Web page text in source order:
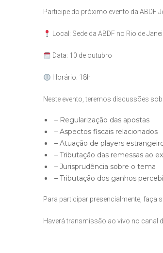
Participe do próximo evento da ABDF
Local: Sede da ABDF no Rio de
Data: 10 de outubro
Horário: 18h
Neste evento, teremos discussões
– Regularização das apostas
– Aspectos fiscais relacionados
– Atuação de players
– Tributação das remessas ao
– Jurisprudência sobre o tema
– Tributação dos ganhos
Para participar presencialmente, faça
Haverá transmissão ao vivo no canal